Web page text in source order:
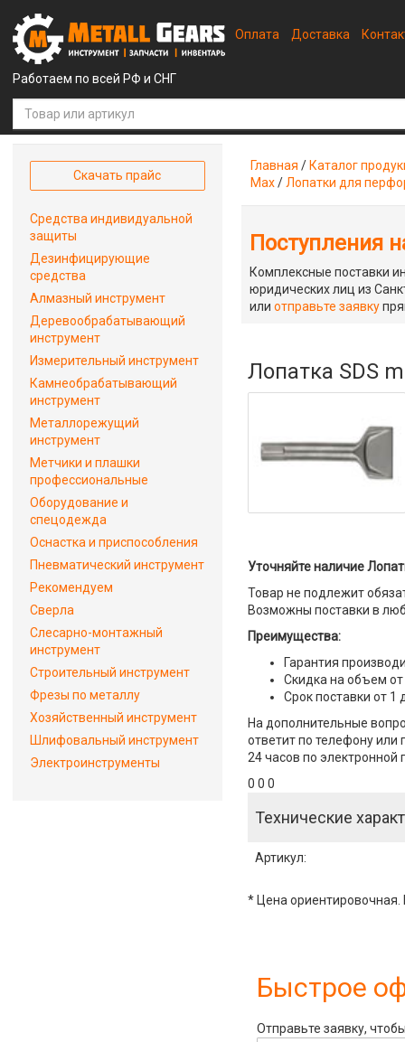
Работаем по всей РФ и СНГ
Оплата Доставка
Главная / Каталог
Max/ Лопатки для
Поступления
Комплексные поставки
юридических лиц из
илиотправьте заявку
Лопатка SDS
Уточняйте наличие
Товар не подлежит
Возможны поставки в
Преимущества:
Гарантия
Скидка на объем от
Срок поставки от 1
На дополнительные
ответит по телефону или
24 часов по электронной
0 0 0
Технические
Артикул:
* Цена ориентировочная.
Быстрое
Отправьте заявку,
Скачать прайс
Средства индивидуальной
защиты
Дезинфицирующие
средства
Алмазный инструмент
Деревообрабатывающий
инструмент
Измерительный инструмент
Камнеобрабатывающий
инструмент
Металлорежущий
инструмент
Метчики и плашки
профессиональные
Оборудование и
спецодежда
Оснастка и приспособления
Пневматический инструмент
Рекомендуем
Сверла
Слесарно-монтажный
инструмент
Строительный инструмент
Фрезы по металлу
Хозяйственный инструмент
Шлифовальный инструмент
Электроинструменты